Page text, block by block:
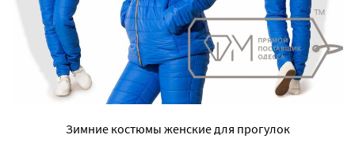
Зимние костюмы женские для прогулок